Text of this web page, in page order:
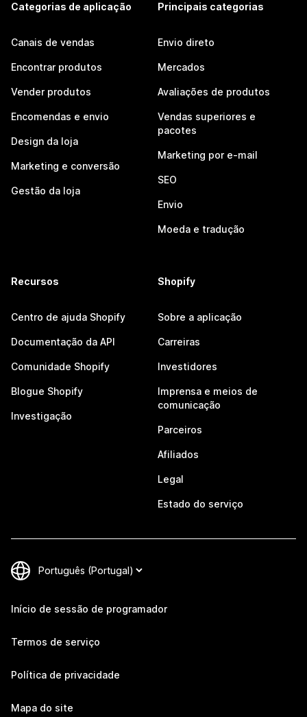
Categorias de aplicação
Canais de vendas
Encontrar produtos
Vender produtos
Encomendas e envio
Design da loja
Marketing e conversão
Gestão da loja
Principais categorias
Envio direto
Mercados
Avaliações de produtos
Vendas superiores e
pacotes
Marketing por e-mail
SEO
Envio
Moeda e tradução
Recursos
Centro de ajuda Shopify
Documentação da API
Comunidade Shopify
Blogue Shopify
Investigação
Shopify
Sobre a aplicação
Carreiras
Investidores
Imprensa e meios de
comunicação
Parceiros
Afiliados
Legal
Estado do serviço
Início de sessão de programador
Termos de serviço
Política de privacidade
Mapa do site